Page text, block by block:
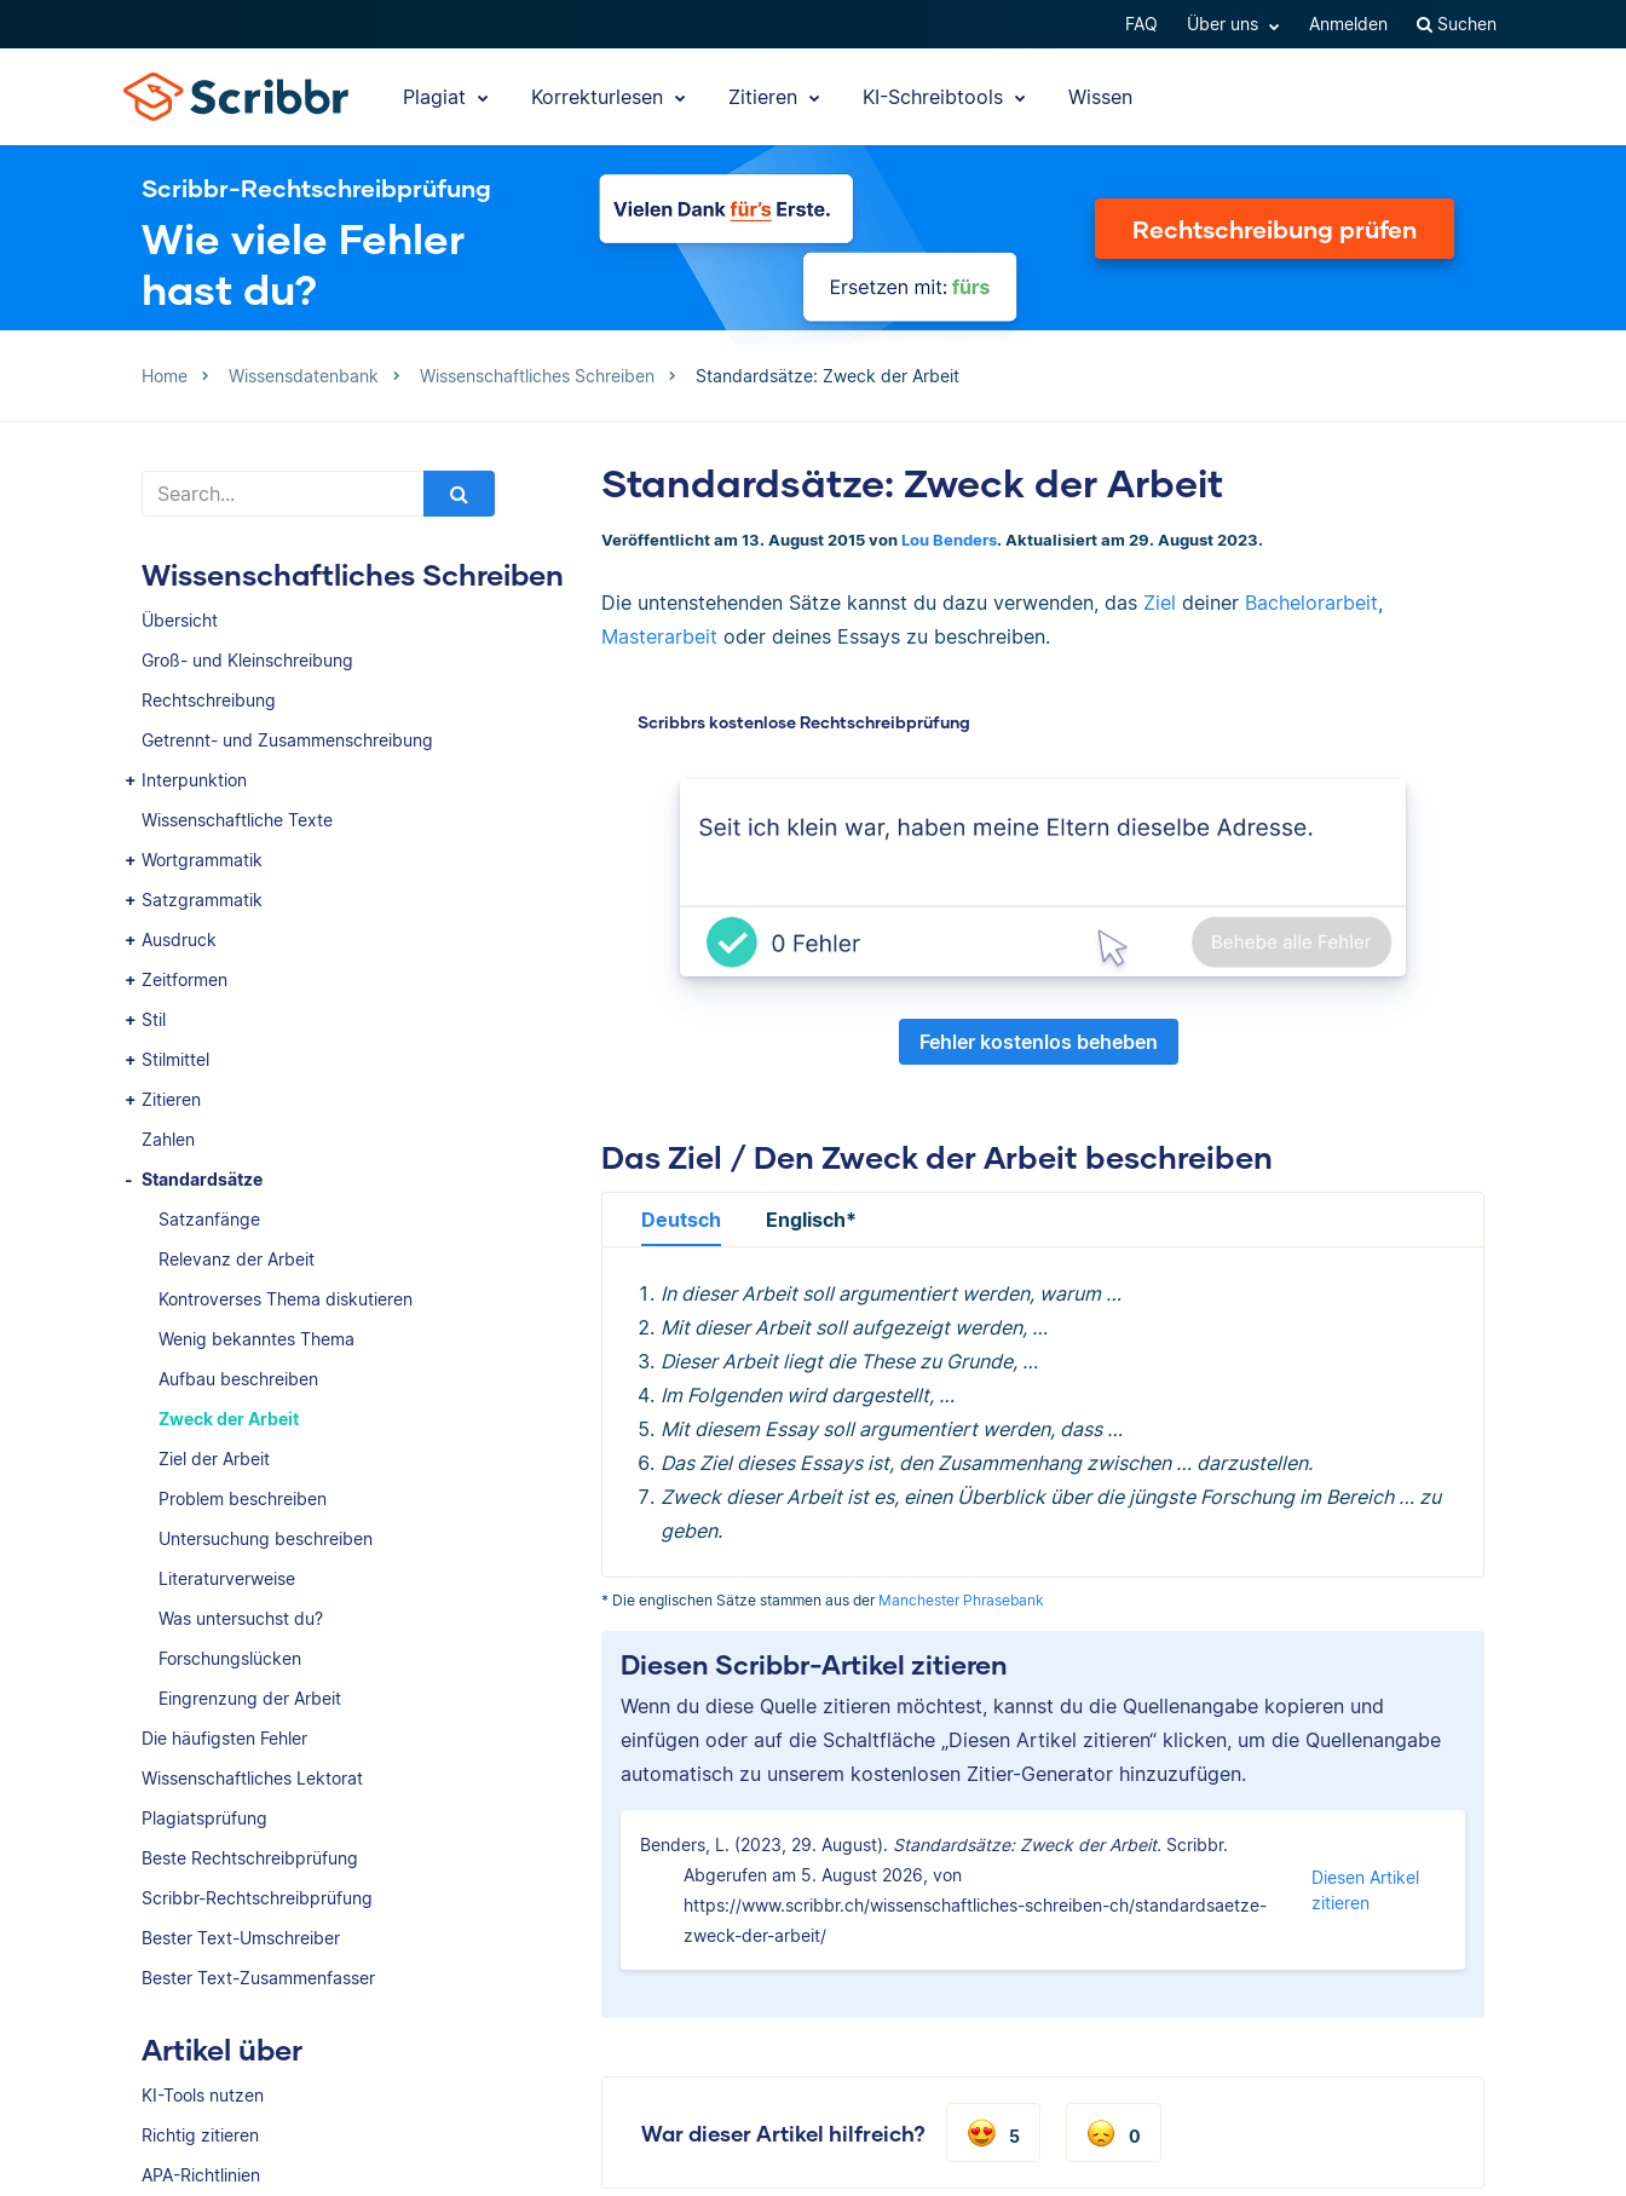
FAQ Über uns Anmelden Suchen
Plagiat Korrekturlesen Zitieren KI-Schreibtools Wissen
Scribbr-Rechtschreibprüfung
Wie viele Fehler
hast du?
Rechtschreibung prüfen
Home Wissensdatenbank Wissenschaftliches Schreiben Standardsätze: Zweck der Arbeit
Wissenschaftliches Schreiben
Übersicht
Groß- und Kleinschreibung
Rechtschreibung
Getrennt- und Zusammenschreibung
Interpunktion
Wissenschaftliche Texte
Wortgrammatik
Satzgrammatik
Ausdruck
Zeitformen
Stil
Stilmittel
Zitieren
Zahlen
Standardsätze
Satzanfänge
Relevanz der Arbeit
Kontroverses Thema diskutieren
Wenig bekanntes Thema
Aufbau beschreiben
Zweck der Arbeit
Ziel der Arbeit
Problem beschreiben
Untersuchung beschreiben
Literaturverweise
Was untersuchst du?
Forschungslücken
Eingrenzung der Arbeit
Die häufigsten Fehler
Wissenschaftliches Lektorat
Plagiatsprüfung
Beste Rechtschreibprüfung
Scribbr-Rechtschreibprüfung
Bester Text-Umschreiber
Bester Text-Zusammenfasser
Artikel über
KI-Tools nutzen
Richtig zitieren
APA-Richtlinien
Standardsätze: Zweck der Arbeit
Veröffentlicht am 13. August 2015 von Lou Benders. Aktualisiert am 29. August 2023.
Die untenstehenden Sätze kannst du dazu verwenden, das Ziel deiner Bachelorarbeit
Masterarbeit oder deines Essays zu beschreiben.
Scribbrs kostenlose Rechtschreibprüfung
Fehler kostenlos beheben
Das Ziel / Den Zweck der Arbeit beschreiben
Deutsch Englisch*
In dieser Arbeit soll argumentiert werden, warum …
Mit dieser Arbeit soll aufgezeigt werden, …
Dieser Arbeit liegt die These zu Grunde, …
Im Folgenden wird dargestellt, …
Mit diesem Essay soll argumentiert werden, dass …
Das Ziel dieses Essays ist, den Zusammenhang zwischen … darzustellen.
Zweck dieser Arbeit ist es, einen Überblick über die jüngste Forschung im Bereich … zu
geben.
* Die englischen Sätze stammen aus der Manchester Phrasebank
Diesen Scribbr-Artikel zitieren
Wenn du diese Quelle zitieren möchtest, kannst du die Quellenangabe kopieren und
einfügen oder auf die Schaltfläche „Diesen Artikel zitieren“ klicken, um die Quellenangabe
automatisch zu unserem kostenlosen Zitier-Generator hinzuzufügen.
Benders, L. (2023, 29. August). Standardsätze: Zweck der Arbeit. Scribbr.
Abgerufen am 5. August 2026, von
https://www.scribbr.ch/wissenschaftliches-schreiben-ch/standardsaetze-
zweck-der-arbeit/
Diesen Artikel
zitieren
War dieser Artikel hilfreich? 5 0